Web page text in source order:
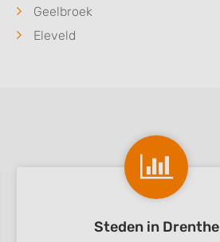
Geelbroek
Eleveld
Steden in Drenthe